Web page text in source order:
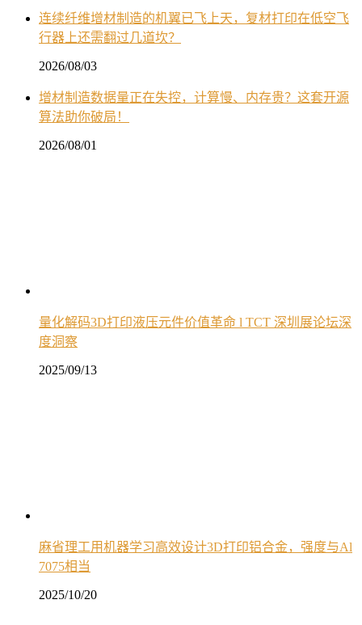
连续纤维增材制造的机翼已飞上天，复材打印在低空飞
行器上还需翻过几道坎？
2026/08/03
增材制造数据量正在失控，计算慢、内存贵？这套开源
算法助你破局！
2026/08/01
量化解码3D打印液压元件价值革命 l TCT 深圳展论坛深
度洞察
2025/09/13
麻省理工用机器学习高效设计3D打印铝合金，强度与Al
7075相当
2025/10/20